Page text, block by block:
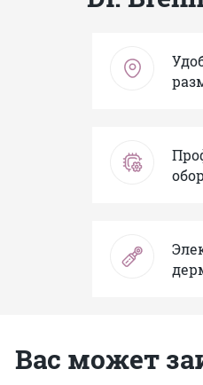
Вас может